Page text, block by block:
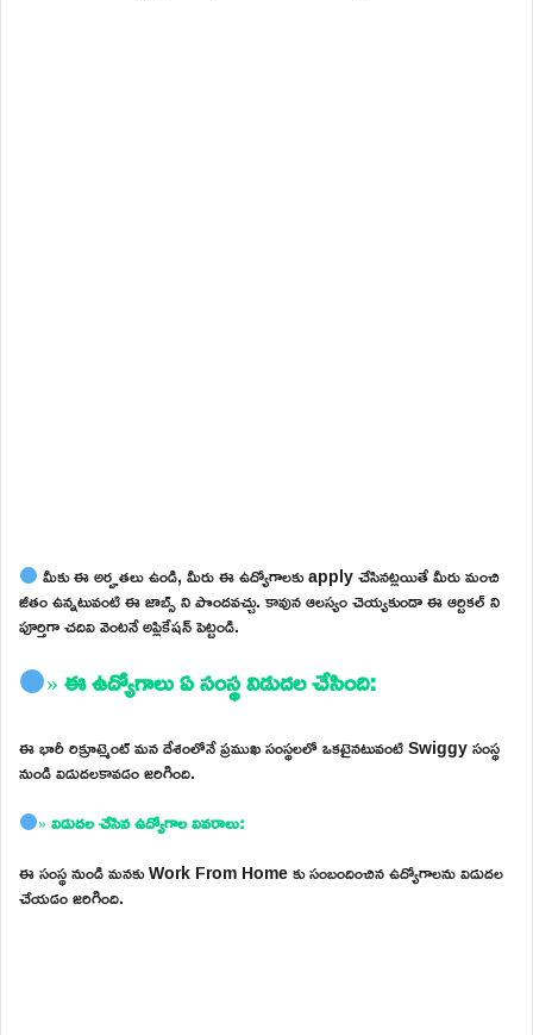
మీకు ఈ అర్హతలు ఉండి, మీరు ఈ ఉద్యోగాలకు apply చేసినట్లయితే మీరు మంచి
జీతం ఉన్నటువంటి ఈ జాబ్స్ ని పొందవచ్చు. కావున ఆలస్యం చెయ్యకుండా ఈ ఆర్టికల్ ని
పూర్తిగా చదివి వెంటనే అప్లికేషన్ పెట్టండి.
»ఈ ఉద్యోగాలు ఏ సంస్థ విడుదల చేసింది:
ఈ భారీ రిక్రూట్మెంట్ మన దేశంలోనే ప్రముఖ సంస్థలలో ఒకటైనటువంటి Swiggy సంస్థ
నుండి విడుదలకావడం జరిగింది.
»విడుదల చేసిన ఉద్యోగాల వివరాలు:
ఈ సంస్థ నుండి మనకు Work From Home కు సంబందించిన ఉద్యోగాలను విడుదల
చేయడం జరిగింది.